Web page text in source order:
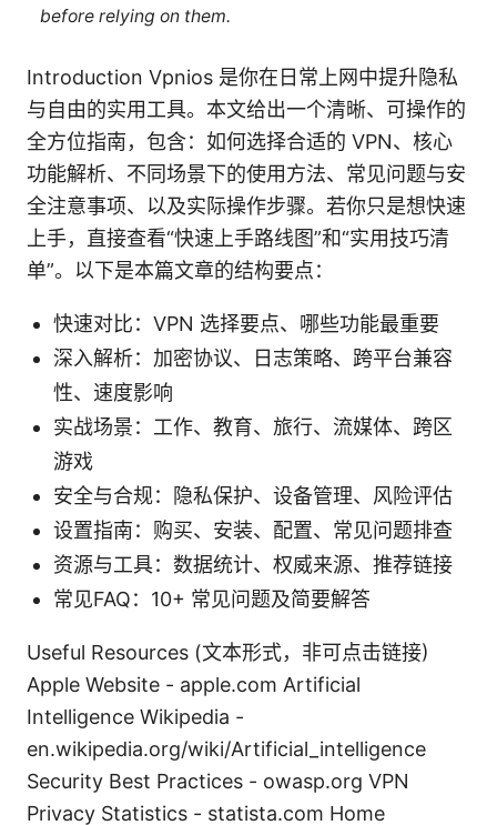
before relying on them.
Introduction Vpnios 是你在日常上网中提升隐私
与自由的实用工具。本文给出一个清晰、可操作的
全方位指南，包含：如何选择合适的 VPN、核心
功能解析、不同场景下的使用方法、常见问题与安
全注意事项、以及实际操作步骤。若你只是想快速
上手，直接查看“快速上手路线图”和“实用技巧清
单”。以下是本篇文章的结构要点：
快速对比：VPN 选择要点、哪些功能最重要
深入解析：加密协议、日志策略、跨平台兼容
性、速度影响
实战场景：工作、教育、旅行、流媒体、跨区
游戏
安全与合规：隐私保护、设备管理、风险评估
设置指南：购买、安装、配置、常见问题排查
资源与工具：数据统计、权威来源、推荐链接
常见FAQ：10+ 常见问题及简要解答
Useful Resources (文本形式，非可点击链接)
Apple Website - apple.com Artificial
Intelligence Wikipedia -
en.wikipedia.org/wiki/Artificial_intelligence
Security Best Practices - owasp.org VPN
Privacy Statistics - statista.com Home